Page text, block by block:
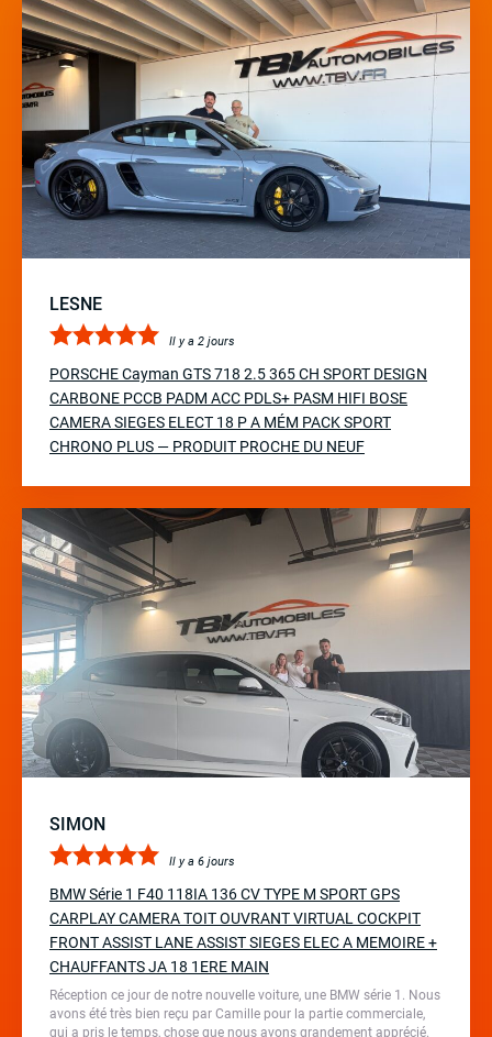
LESNE
Il y a 2 jours
PORSCHE Cayman GTS 718 2.5 365 CH SPORT DESIGN
CARBONE PCCB PADM ACC PDLS+ PASM HIFI BOSE
CAMERA SIEGES ELECT 18 P A MÉM PACK SPORT
CHRONO PLUS — PRODUIT PROCHE DU NEUF
SIMON
Il y a 6 jours
BMW Série 1 F40 118IA 136 CV TYPE M SPORT GPS
CARPLAY CAMERA TOIT OUVRANT VIRTUAL COCKPIT
FRONT ASSIST LANE ASSIST SIEGES ELEC A MEMOIRE +
CHAUFFANTS JA 18 1ERE MAIN
Réception ce jour de notre nouvelle voiture, une BMW série 1. Nous
avons été très bien reçu par Camille pour la partie commerciale,
qui a pris le temps, chose que nous avons grandement apprécié.